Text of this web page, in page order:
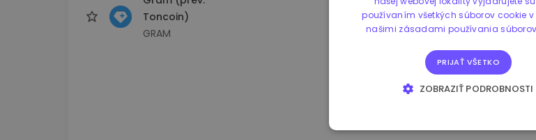
Toncoin)
GRAM
1.180000 € +1.90%
používaním všetkých súborov cookie v
našimi zásadami používania
PRIJAŤ VŠETKO
ZOBRAZIŤ PODROBNOSTI